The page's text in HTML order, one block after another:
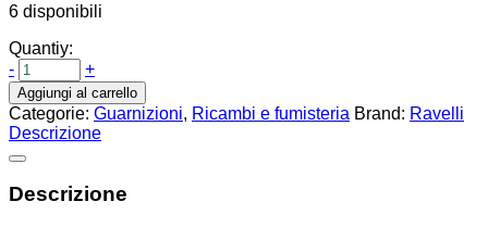
6 disponibili
Quantiy:
-
+
Aggiungi al carrello
Categorie: Guarnizioni, Ricambi e fumisteria Brand: Ravelli
Descrizione
Descrizione